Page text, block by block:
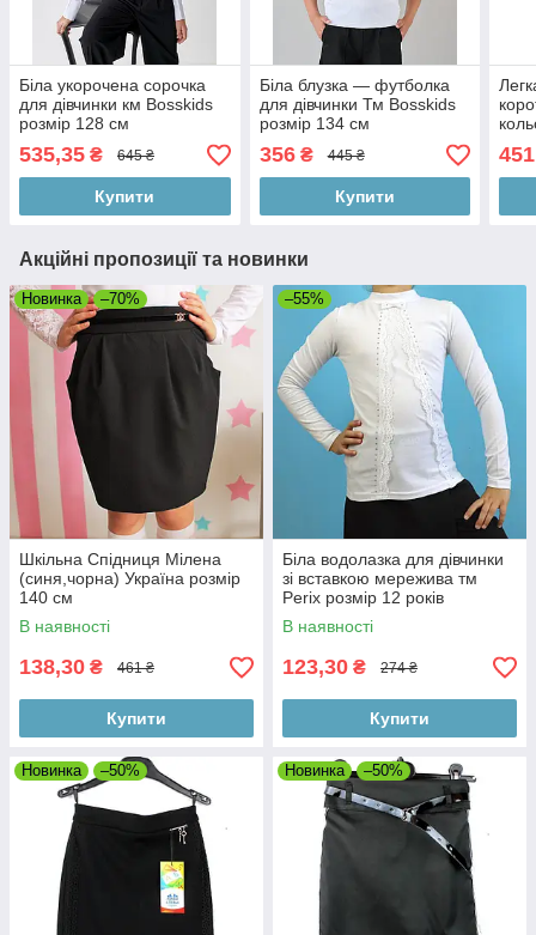
Біла укорочена сорочка
для дівчинки км Bosskids
розмір 128 см
535,35 ₴ 645 ₴
Купити
Біла блузка — футболка
для дівчинки Тм Bosskids
розмір 134 см
356₴ 445 ₴
Купити
Акційні пропозиції та новинки
Новинка –70%
Шкільна Спідниця Мілена
(синя,чорна) Україна розмір
140 см
В наявності
138,30 ₴ 461 ₴
Купити
–55%
Біла водолазка для дівчинки
зі вставкою мережива тм
Perix розмір 12 років
В наявності
123,30 ₴ 274 ₴
Купити
Новинка –50% Новинка –50%